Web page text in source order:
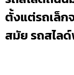
ตั้งแต่รถเล็
สมัย รถสไล